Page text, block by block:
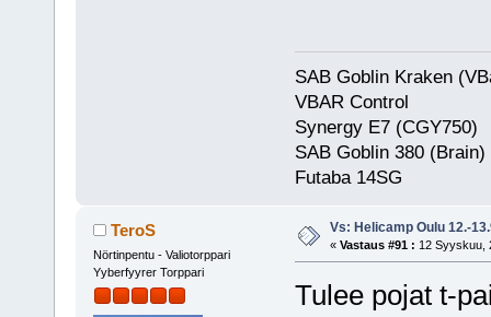
SAB Goblin Kraken
VBAR Control
Synergy E7 (CGY750)
SAB Goblin 380 (Brain)
Futaba
TeroS
Nörtinpentu - Valiotorppari
Yyberfyyrer Torppari
Vs: Helicamp Oulu 12.-
« Vastaus #91 : 12 Syyskuu,
Tulee pojat t-